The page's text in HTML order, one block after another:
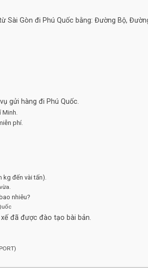
Sài Gòn đi Phú Quốc bằng: Đường Bộ,
gửi hàng đi Phú Quốc.
phí.
kg đến vài tấn).
nhiêu?
đã được đào tạo bài bản.